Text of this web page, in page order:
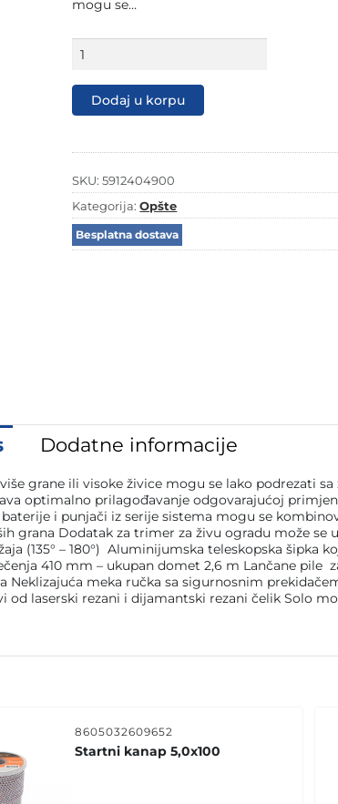
mogu se…
aku
vrtni
alat
PHTS410-
X
-
Solo
količina
Dodaj u korpu
SKU:5912404900
Kategorija:Opšte
Besplatna dostava
Dodatne informacije
grane ili visoke živice mogu se lako podrezati sa
optimalno prilagođavanje odgovarajućoj
i punjači iz serije sistema mogu se
grana Dodatak za trimer za živu ogradu može se
(135° – 180°) Aluminijumska teleskopska šipka
410 mm – ukupan domet 2,6 m Lančane pile
meka ručka sa sigurnosnim
laserski rezani i dijamantski rezani čelik Solo
8605032609652
Startni kanap 5,0x100